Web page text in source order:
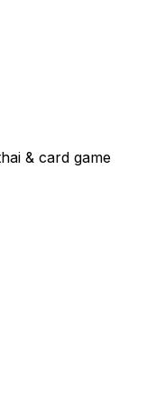
& card game